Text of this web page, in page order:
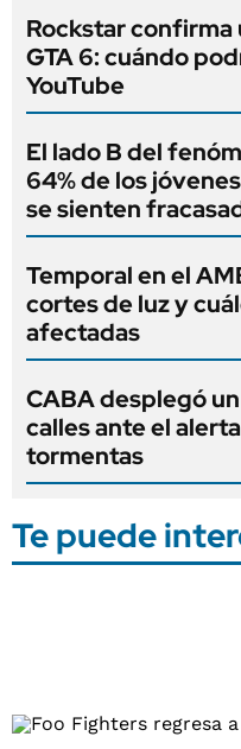
Rockstar
GTA 6: cuándo
YouTube
El lado B del
64% de los
se sienten
Temporal en el
cortes de luz y
afectadas
CABA desplegó
calles ante el
tormentas
Te puede